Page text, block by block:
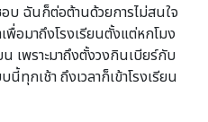
บ ฉันก็ต่อต้านด้วยการไม่สนใจ
พื่อมาถึงโรงเรียนตั้งแต่หกโมง
เพราะมาถึงตั้งวงกินเบียร์กับ
กเช้า ถึงเวลาก็เข้าโรงเรียน